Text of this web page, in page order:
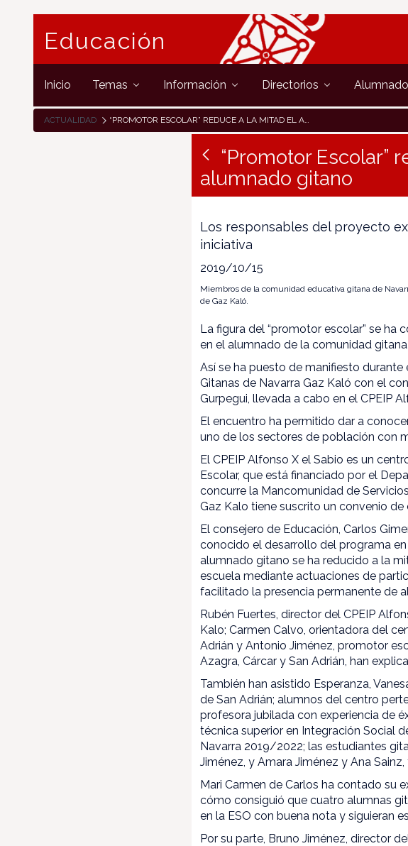
Educación
Inicio Temas Información Directorios Alumnado
ACTUALIDAD “PROMOTOR ESCOLAR” REDUCE A LA MITAD EL ABSENTISMO DEL ALUMNADO GITANO
“Promotor Escolar”
alumnado gitano
Los responsables del proyecto
iniciativa
2019/10/15
Miembros de la comunidad educativa gitana de
de Gaz Kaló.
La figura del “promotor escolar” se
en el alumnado de la comunidad
Así se ha puesto de manifiesto
Gitanas de Navarra Gaz Kaló con el
Gurpegui, llevada a cabo en el CPEIP
El encuentro ha permitido dar a
uno de los sectores de población con
El CPEIP Alfonso X el Sabio es un
Escolar, que está financiado por el
concurre la Mancomunidad de
Gaz Kalo tiene suscrito un convenio de
El consejero de Educación, Carlos
conocido el desarrollo del programa
alumnado gitano se ha reducido a la
escuela mediante actuaciones de
facilitado la presencia permanente de
Rubén Fuertes, director del CPEIP
Kalo; Carmen Calvo, orientadora del
Adrián y Antonio Jiménez, promotor
Azagra, Cárcar y San Adrián, han
También han asistido Esperanza,
de San Adrián; alumnos del centro
profesora jubilada con experiencia de
técnica superior en Integración Social
Navarra 2019/2022; las estudiantes
Jiménez, y Amara Jiménez y Ana
Mari Carmen de Carlos ha contado su
cómo consiguió que cuatro alumnas
en la ESO con buena nota y siguieran
Por su parte, Bruno Jiménez, director